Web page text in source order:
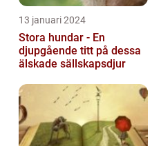
13 januari 2024
Stora hundar - En
djupgående titt på dessa
älskade sällskapsdjur